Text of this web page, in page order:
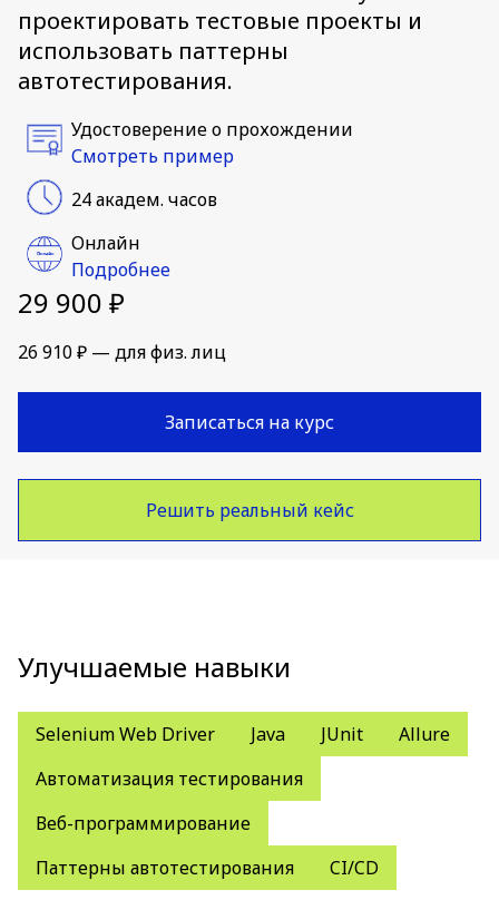
проектировать тестовые проекты и
использовать паттерны
автотестирования.
Удостоверение о прохождении
Смотреть пример
24 академ. часов
Онлайн
Подробнее
29 900 ₽
26 910 ₽ — для физ. лиц
Записаться на курс
Решить реальный кейс
Улучшаемые навыки
Selenium Web Driver Java JUnit
Allure
Автоматизация тестирования
Веб-программирование
Паттерны автотестирования
CI/CD